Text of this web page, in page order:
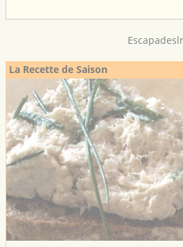
Escapadeslr
La Recette de Saison